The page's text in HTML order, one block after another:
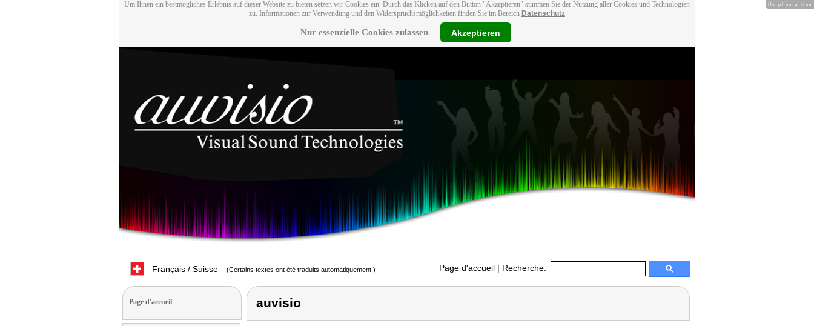
Um Ihnen ein bestmögliches Erlebnis auf dieser Website zu bieten setzen wir Cookies ein. Durch das Klicken auf den Button "Akzeptieren" stimmen Sie der Nutzung aller Cookies und Technologien
zu. Informationen zur Verwendung und den Widerspruchsmöglichkeiten finden Sie im Bereich Datenschutz
Nur essenzielle Cookies zulassen Akzeptieren
Français / Suisse (Certains textes ont été traduits automatiquement.) Page d'accueil | Recherche:
Page d'accueil auvisio
Hy-phen-a-tion